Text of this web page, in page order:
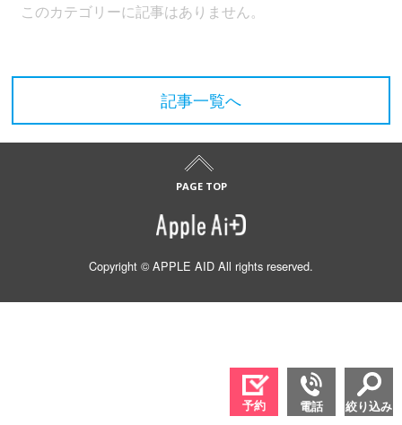
このカテゴリーに記事はありません。
記事一覧へ
予約 電話 絞り込み
Copyright © APPLE AID All rights reserved.